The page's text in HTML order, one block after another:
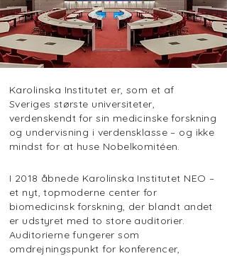
Karolinska Institutet er, som et af
Sveriges største universiteter,
verdenskendt for sin medicinske forskning
og undervisning i verdensklasse – og ikke
mindst for at huse Nobelkomitéen.
I 2018 åbnede Karolinska Institutet NEO –
et nyt, topmoderne center for
biomedicinsk forskning, der blandt andet
er udstyret med to store auditorier.
Auditorierne fungerer som
omdrejningspunkt for konferencer,